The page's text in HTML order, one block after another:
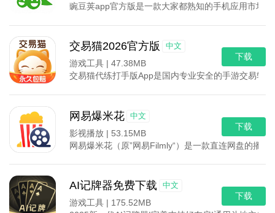
豌豆荚app官方版是一款大家都熟知的手机应用市场
交易猫2026官方版 中文
游戏工具 | 47.38MB
交易猫代练打手版App是国内专业安全的手游交易软
下载
网易爆米花 中文
影视播放 | 53.15MB
网易爆米花（原”网易Filmly“）是一款直连网盘的播
下载
AI记牌器免费下载 中文
游戏工具 | 175.52MB
下载